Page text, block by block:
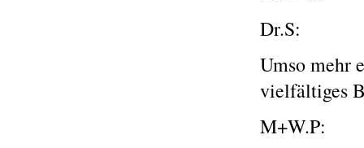
Dr.S:
Umso mehr
vielfältiges
M+W.P: